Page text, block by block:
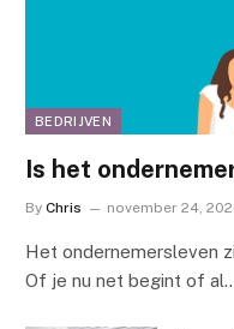
BEDRIJVEN
Is het
By Chris november 24,
Het ondernemersleven
Of je nu net begint of